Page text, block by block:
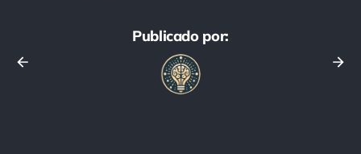
Publicado por: